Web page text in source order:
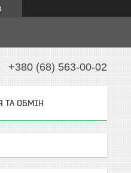
+380 (68) 563-00-02
ТА ОБМІН